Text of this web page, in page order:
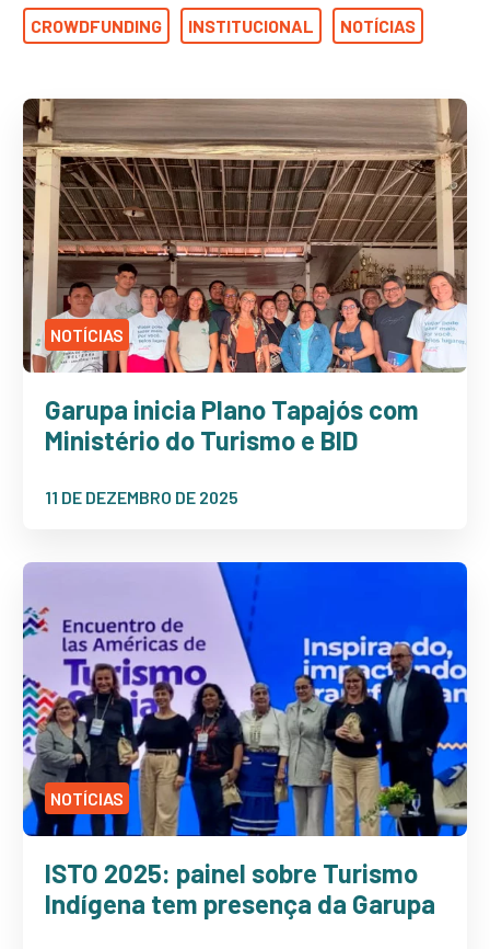
CROWDFUNDING INSTITUCIONAL NOTÍCIAS
NOTÍCIAS
Garupa inicia Plano Tapajós com
Ministério do Turismo e BID
11 DE DEZEMBRO DE 2025
NOTÍCIAS
ISTO 2025: painel sobre Turismo
Indígena tem presença da Garupa